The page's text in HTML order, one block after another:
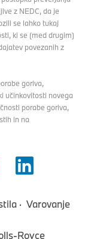
z NEDC, da je
se lahko tukaj
ki se (med drugim)
povezanih z
goriva,
učinkovitosti novega
porabe goriva,
in na
Varovanje
Royce